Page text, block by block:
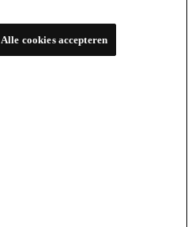
Alle cookies accepteren